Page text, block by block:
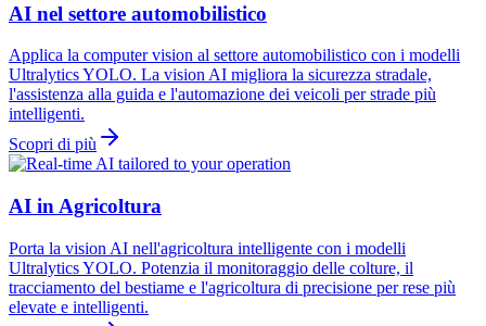
AI nel settore automobilistico
Applica la computer vision al settore automobilistico con i modelli
Ultralytics YOLO. La vision AI migliora la sicurezza stradale,
l'assistenza alla guida e l'automazione dei veicoli per strade più
intelligenti.
Scopri di più
AI in Agricoltura
Porta la vision AI nell'agricoltura intelligente con i modelli
Ultralytics YOLO. Potenzia il monitoraggio delle colture, il
tracciamento del bestiame e l'agricoltura di precisione per rese più
elevate e intelligenti.